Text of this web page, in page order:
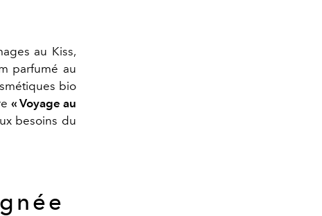
au Kiss,
parfumé au
bio
« Voyage au
besoins du